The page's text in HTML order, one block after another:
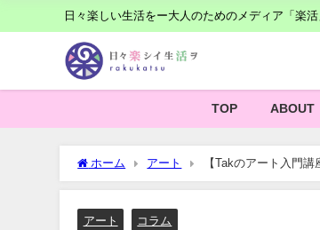
日々楽しい生活をー大人のためのメディア「楽活
TOP ABOUT
ホーム アート 【Takのアート入門
アート コラム